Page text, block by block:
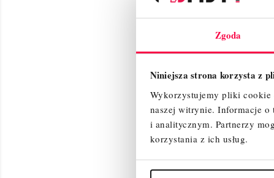
Zgoda
Niniejsza strona korzysta z
Wykorzystujemy pliki cookie
naszej witrynie. Informacje o
i analitycznym. Partnerzy
korzystania z ich usług.